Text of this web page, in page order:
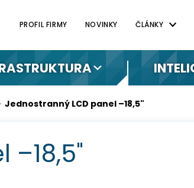
PROFIL FIRMY NOVINKY ČLÁNKY
Jednostranný LCD panel –18,5"
–18,5"